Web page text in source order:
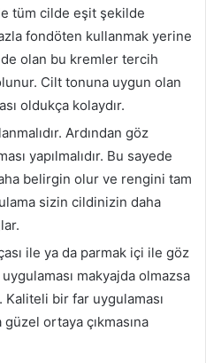
tüm cilde eşit şekilde
fondöten kullanmak yerine
olan bu kremler tercih
Cilt tonuna uygun olan
oldukça kolaydır.
Ardından göz
yapılmalıdır. Bu sayede
belirgin olur ve rengini tam
sizin cildinizin daha
ile ya da parmak içi ile göz
makyajda olmazsa
bir far uygulaması
ortaya çıkmasına